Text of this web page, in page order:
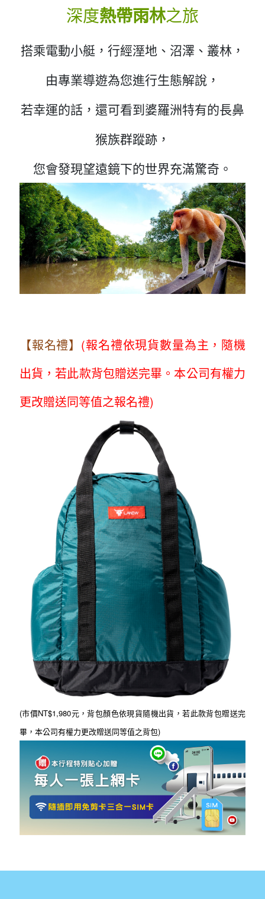
深度熱帶雨林之旅
搭乘電動小艇，行經溼地、沼澤、叢林，
由專業導遊為您進行生態解說，
若幸運的話，還可看到婆羅洲特有的長鼻
猴族群蹤跡，
您會發現望遠鏡下的世界充滿驚奇。
【報名禮】 (報名禮依現貨數量為主，隨機
出貨，若此款背包贈送完畢。本公司有權力
更改贈送同等值之報名禮)
(市價NT$1,980元，背包顏色依現貨隨機出貨，若此款背包贈送完
畢，本公司有權力更改贈送同等值之背包)